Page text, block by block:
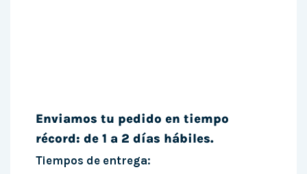
Enviamos tu pedido en tiempo
récord: de 1 a 2 días hábiles.
Tiempos de entrega: